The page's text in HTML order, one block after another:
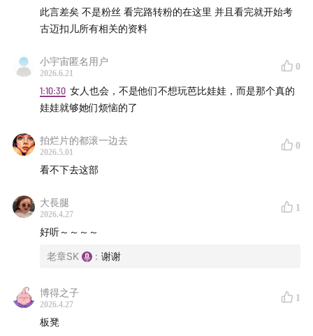
此言差矣 不是粉丝 看完路转粉的在这里 并且看完就开始考
古迈扣儿所有相关的资料
小宇宙匿名用户
2026.6.21
0
1:10:30 女人也会，不是他们不想玩芭比娃娃，而是那个真的
娃娃就够她们烦恼的了
拍烂片的都滚一边去
2026.5.01
0
看不下去这部
大長腿
2026.4.27
1
好听～～～～
老章SK : 谢谢
博得之子
2026.4.27
1
板凳